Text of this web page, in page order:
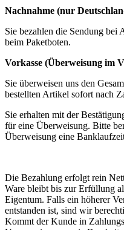
Nachnahme (nur
Sie bezahlen die Sendung bei
beim Paketboten.
Vorkasse (Überweisung im
Sie überweisen uns den
bestellten Artikel sofort nach
Sie erhalten mit der
für eine Überweisung. Bitte
Überweisung eine
Die Bezahlung erfolgt rein
Ware bleibt bis zur Erfüllung
Eigentum. Falls ein höherer
entstanden ist, sind wir
Kommt der Kunde in